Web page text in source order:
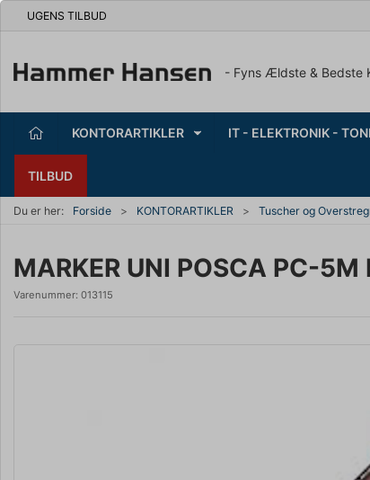
UGENS TILBUD
- Fyns Ældste & Bedste
KONTORARTIKLER IT - ELEKTRONIK -
TILBUD
Du er her: Forside KONTORARTIKLER Tuscher og
MARKER UNI POSCA PC-5M
Varenummer: 013115